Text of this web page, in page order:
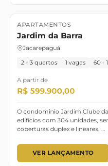
Lançamento NOV 2026
APARTAMENTOS
Jardim da Barra
Jacarepaguá
2 - 3 quartos 1 vagas 60 -
A partir de
R$ 599.900,00
O condominio Jardim Clube
edifícios com 304 unidades,
coberturas duplex e lineares, …
VER LANÇAMENTO